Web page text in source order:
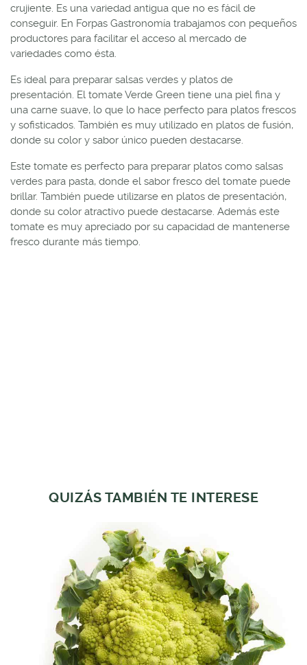
crujiente. Es una variedad antigua que no es fácil de
conseguir. En Forpas Gastronomía trabajamos con pequeños
productores para facilitar el acceso al mercado de
variedades como ésta.
Es ideal para preparar salsas verdes y platos de
presentación. El tomate Verde Green tiene una piel fina y
una carne suave, lo que lo hace perfecto para platos frescos
y sofisticados. También es muy utilizado en platos de fusión,
donde su color y sabor único pueden destacarse.
Este tomate es perfecto para preparar platos como salsas
verdes para pasta, donde el sabor fresco del tomate puede
brillar. También puede utilizarse en platos de presentación,
donde su color atractivo puede destacarse. Además este
tomate es muy apreciado por su capacidad de mantenerse
fresco durante más tiempo.
QUIZÁS TAMBIÉN TE INTERESE